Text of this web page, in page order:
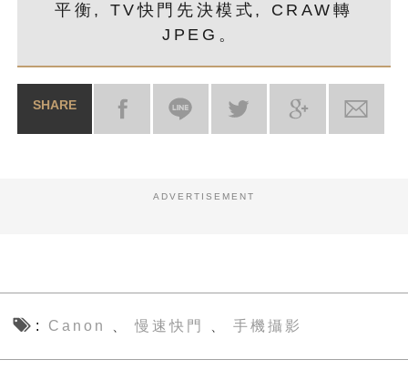
平衡, TV快門先決模式, CRAW轉
JPEG。
SHARE
ADVERTISEMENT
Canon 、 慢速快門 、 手機攝影